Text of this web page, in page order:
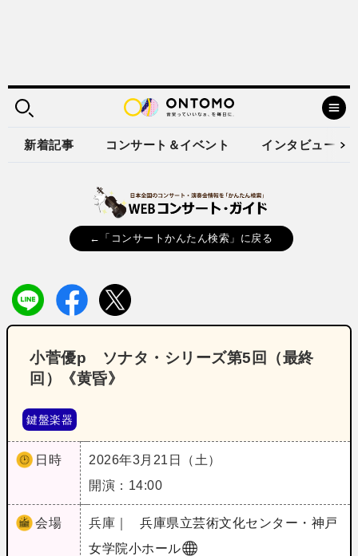
新着記事 コンサート＆イベント インタビュー
←「コンサートかんたん検索」に戻る
小菅優p ソナタ・シリーズ第5回（最終
回）《黄昏》
鍵盤楽器
日時
2026年3月21日（土）
開演：14:00
会場 兵庫｜
兵庫県立芸術文化センター・神戸
女学院小ホール